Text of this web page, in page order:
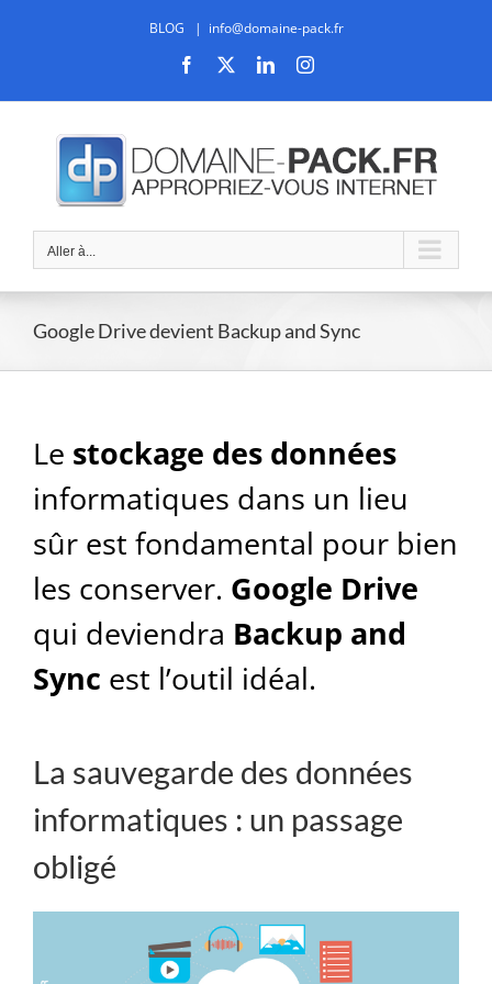
BLOG | info@domaine-pack.fr
Facebook LinkedInInstagram
Aller à...
Google Drive devient Backup and Sync
Le stockage des données
informatiques dans un lieu
sûr est fondamental pour bien
les conserver. Google Drive
qui deviendra Backup and
Sync est l’outil idéal.
La sauvegarde des données
informatiques : un passage
obligé